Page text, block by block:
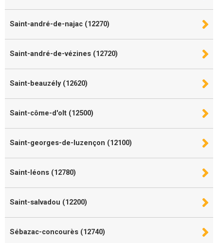
Saint-andré-de-najac (12270)
Saint-andré-de-vézines (12720)
Saint-beauzély (12620)
Saint-côme-d'olt (12500)
Saint-georges-de-luzençon (12100)
Saint-léons (12780)
Saint-salvadou (12200)
Sébazac-concourès (12740)